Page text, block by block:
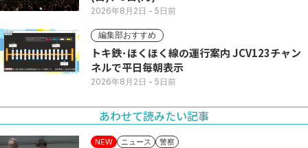
2026年8月2日 - 5日前
編集部おすすめ
トキ鉄･ほくほく線の運行案内 JCV123チャン
ネルで平日毎朝表示
2026年8月2日 - 5日前
あわせて読みたい記事
NEW ニュース 警察